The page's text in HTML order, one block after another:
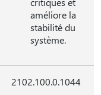
améliore la
stabilité du
système.
2102.100.0.1044